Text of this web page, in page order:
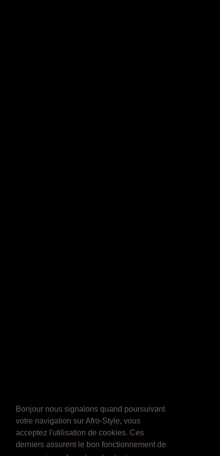
Bonjour nous signalons quand poursuivant
votre navigation sur Afro-Style, vous
acceptez l'utilisation de cookies. Ces
derniers assurent le bon fonctionnement de